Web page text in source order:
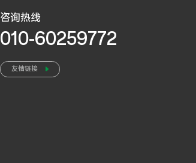
咨询热线
010-60259772
友情链接